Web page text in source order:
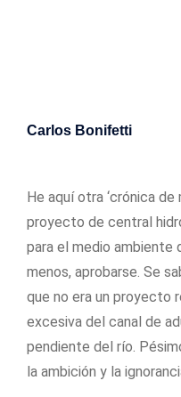
Carlos Bonifetti
He aquí otra ‘crónica de
proyecto de central
para el medio ambiente
menos, aprobarse. Se
que no era un proyecto
excesiva del canal de
pendiente del río.
la ambición y la